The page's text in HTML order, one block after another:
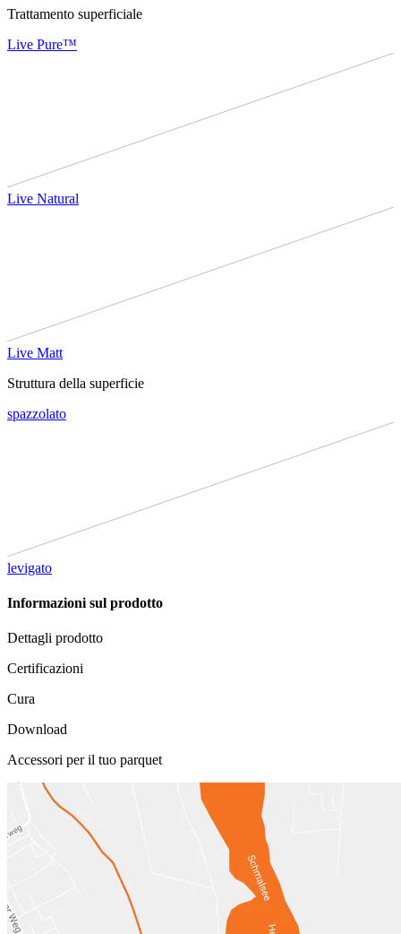
Trattamento superficiale
Live Pure™
Live Natural
Live Matt
Struttura della superficie
spazzolato
levigato
Informazioni sul prodotto
Dettagli prodotto
Certificazioni
Cura
Download
Accessori per il tuo parquet